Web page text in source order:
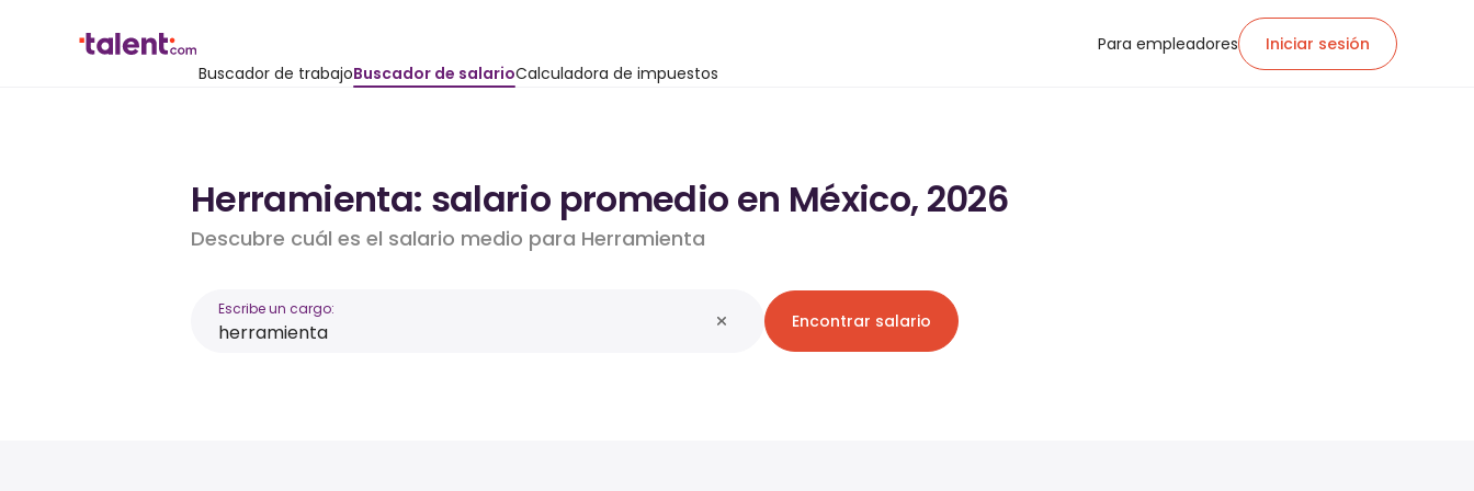
Buscador de trabajoBuscador de salarioCalculadora de impuestos
Para empleadores Iniciar sesión
Herramienta: salario promedio en México, 2026
Descubre cuál es el salario medio para Herramienta
Escribe un cargo:
Encontrar salario